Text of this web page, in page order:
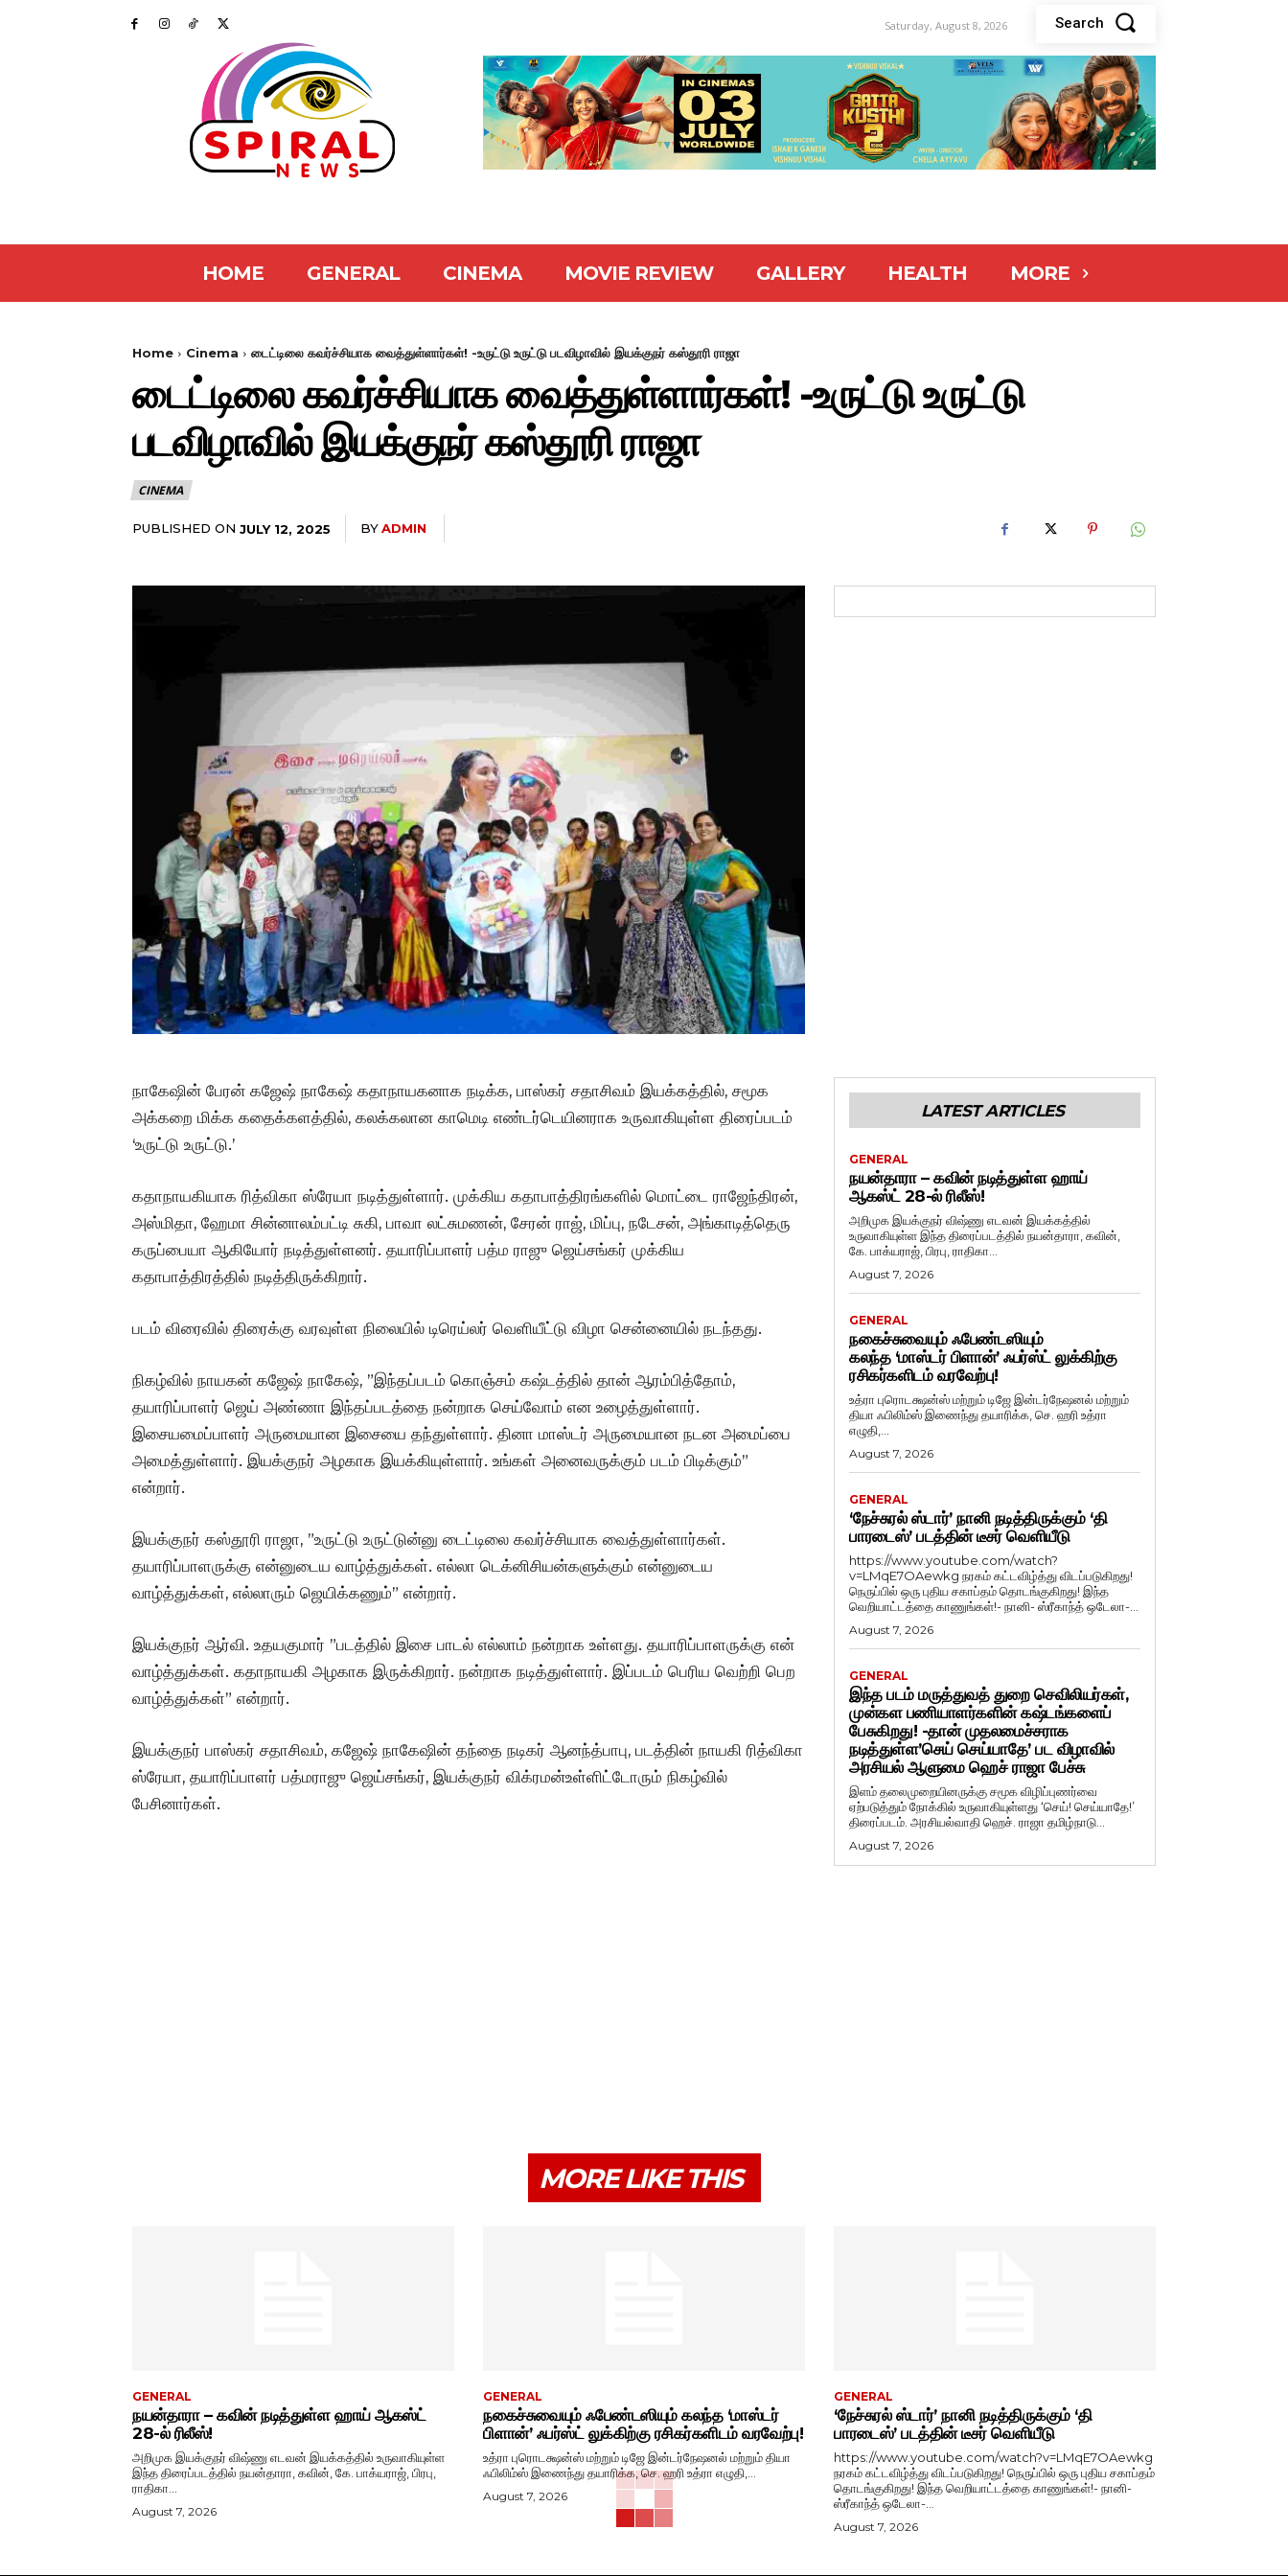
Saturday, August 8, 2026 Search
HOME GENERAL CINEMA MOVIE REVIEW GALLERY HEALTH MORE
Home Cinema டைட்டிலை கவர்ச்சியாக வைத்துள்ளார்கள்! -உருட்டு உருட்டு படவிழாவில் இயக்குநர் கஸ்தூரி ராஜா
டைட்டிலை கவர்ச்சியாக வைத்துள்ளார்கள்! -உருட்டு உருட்டு
படவிழாவில் இயக்குநர் கஸ்தூரி ராஜா
CINEMA
PUBLISHED ON JULY 12, 2025 BYADMIN
நாகேஷின் பேரன் கஜேஷ் நாகேஷ் கதாநாயகனாக நடிக்க, பாஸ்கர் சதாசிவம் இயக்கத்தில், சமூக
அக்கறை மிக்க கதைக்களத்தில், கலக்கலான காமெடி எண்டர்டெயினராக உருவாகியுள்ள திரைப்படம்
‘உருட்டு உருட்டு.’
கதாநாயகியாக ரித்விகா ஸ்ரேயா நடித்துள்ளார். முக்கிய கதாபாத்திரங்களில் மொட்டை ராஜேந்திரன்,
அஸ்மிதா, ஹேமா சின்னாலம்பட்டி சுகி, பாவா லட்சுமணன், சேரன் ராஜ், மிப்பு, நடேசன், அங்காடித்தெரு
கருப்பையா ஆகியோர் நடித்துள்ளனர். தயாரிப்பாளர் பத்ம ராஜு ஜெய்சங்கர் முக்கிய
கதாபாத்திரத்தில் நடித்திருக்கிறார்.
படம் விரைவில் திரைக்கு வரவுள்ள நிலையில் டிரெய்லர் வெளியீட்டு விழா சென்னையில் நடந்தது.
நிகழ்வில் நாயகன் கஜேஷ் நாகேஷ், ”இந்தப்படம் கொஞ்சம் கஷ்டத்தில் தான் ஆரம்பித்தோம்,
தயாரிப்பாளர் ஜெய் அண்ணா இந்தப்படத்தை நன்றாக செய்வோம் என உழைத்துள்ளார்.
இசையமைப்பாளர் அருமையான இசையை தந்துள்ளார். தினா மாஸ்டர் அருமையான நடன அமைப்பை
அமைத்துள்ளார். இயக்குநர் அழகாக இயக்கியுள்ளார். உங்கள் அனைவருக்கும் படம் பிடிக்கும்”
என்றார்.
இயக்குநர் கஸ்தூரி ராஜா, ”உருட்டு உருட்டுன்னு டைட்டிலை கவர்ச்சியாக வைத்துள்ளார்கள்.
தயாரிப்பாளருக்கு என்னுடைய வாழ்த்துக்கள். எல்லா டெக்னிசியன்களுக்கும் என்னுடைய
வாழ்த்துக்கள், எல்லாரும் ஜெயிக்கணும்” என்றார்.
இயக்குநர் ஆர்வி. உதயகுமார் ”படத்தில் இசை பாடல் எல்லாம் நன்றாக உள்ளது. தயாரிப்பாளருக்கு என்
வாழ்த்துக்கள். கதாநாயகி அழகாக இருக்கிறார். நன்றாக நடித்துள்ளார். இப்படம் பெரிய வெற்றி பெற
வாழ்த்துக்கள்” என்றார்.
இயக்குநர் பாஸ்கர் சதாசிவம், கஜேஷ் நாகேஷின் தந்தை நடிகர் ஆனந்த்பாபு, படத்தின் நாயகி ரித்விகா
ஸ்ரேயா, தயாரிப்பாளர் பத்மராஜு ஜெய்சங்கர், இயக்குநர் விக்ரமன்உள்ளிட்டோரும் நிகழ்வில்
பேசினார்கள்.
LATEST ARTICLES
GENERAL
நயன்தாரா – கவின் நடித்துள்ள ஹாய்
ஆகஸ்ட் 28-ல் ரிலீஸ்!
அறிமுக இயக்குநர் விஷ்ணு எடவன் இயக்கத்தில்
உருவாகியுள்ள இந்த திரைப்படத்தில் நயன்தாரா, கவின்,
கே. பாக்யராஜ், பிரபு, ராதிகா...
August 7, 2026
GENERAL
நகைச்சுவையும் ஃபேண்டஸியும்
கலந்த ‘மாஸ்டர் பிளான்’ ஃபர்ஸ்ட் லுக்கிற்கு
ரசிகர்களிடம் வரவேற்பு!
உத்ரா புரொடக்ஷன்ஸ் மற்றும் டிஜே இன்டர்நேஷனல் மற்றும்
தியா ஃபிலிம்ஸ் இணைந்து தயாரிக்க, செ. ஹரி உத்ரா
எழுதி,...
August 7, 2026
GENERAL
‘நேச்சுரல் ஸ்டார்’ நானி நடித்திருக்கும் ‘தி
பாரடைஸ்’ படத்தின் டீசர் வெளியீடு
https://www.youtube.com/watch?
v=LMqE7OAewkg நரகம் கட்டவிழ்த்து விடப்படுகிறது!
நெருப்பில் ஒரு புதிய சகாப்தம் தொடங்குகிறது! இந்த
வெறியாட்டத்தை காணுங்கள்!- நானி- ஸ்ரீகாந்த் ஒடேலா-...
August 7, 2026
GENERAL
இந்த படம் மருத்துவத் துறை செவிலியர்கள்,
முன்கள பணியாளர்களின் கஷ்டங்களைப்
பேசுகிறது! -தான் முதலமைச்சராக
நடித்துள்ள’செய் செய்யாதே’ பட விழாவில்
அரசியல் ஆளுமை ஹெச் ராஜா பேச்சு
இளம் தலைமுறையினருக்கு சமூக விழிப்புணர்வை
ஏற்படுத்தும் நோக்கில் உருவாகியுள்ளது ‘செய்! செய்யாதே!’
திரைப்படம். அரசியல்வாதி ஹெச். ராஜா தமிழ்நாடு...
August 7, 2026
MORE LIKE THIS
GENERAL
நயன்தாரா – கவின் நடித்துள்ள ஹாய் ஆகஸ்ட்
28-ல் ரிலீஸ்!
அறிமுக இயக்குநர் விஷ்ணு எடவன் இயக்கத்தில் உருவாகியுள்ள
இந்த திரைப்படத்தில் நயன்தாரா, கவின், கே. பாக்யராஜ், பிரபு,
ராதிகா...
August 7, 2026
GENERAL
நகைச்சுவையும் ஃபேண்டஸியும் கலந்த ‘மாஸ்டர்
பிளான்’ ஃபர்ஸ்ட் லுக்கிற்கு ரசிகர்களிடம் வரவேற்பு!
உத்ரா புரொடக்ஷன்ஸ் மற்றும் டிஜே இன்டர்நேஷனல் மற்றும் தியா
ஃபிலிம்ஸ் இணைந்து தயாரிக்க, செ. ஹரி உத்ரா எழுதி,...
August 7, 2026
GENERAL
‘நேச்சுரல் ஸ்டார்’ நானி நடித்திருக்கும் ‘தி
பாரடைஸ்’ படத்தின் டீசர் வெளியீடு
https://www.youtube.com/watch?v=LMqE7OAewkg
நரகம் கட்டவிழ்த்து விடப்படுகிறது! நெருப்பில் ஒரு புதிய சகாப்தம்
தொடங்குகிறது! இந்த வெறியாட்டத்தை காணுங்கள்!- நானி-
ஸ்ரீகாந்த் ஒடேலா-...
August 7, 2026